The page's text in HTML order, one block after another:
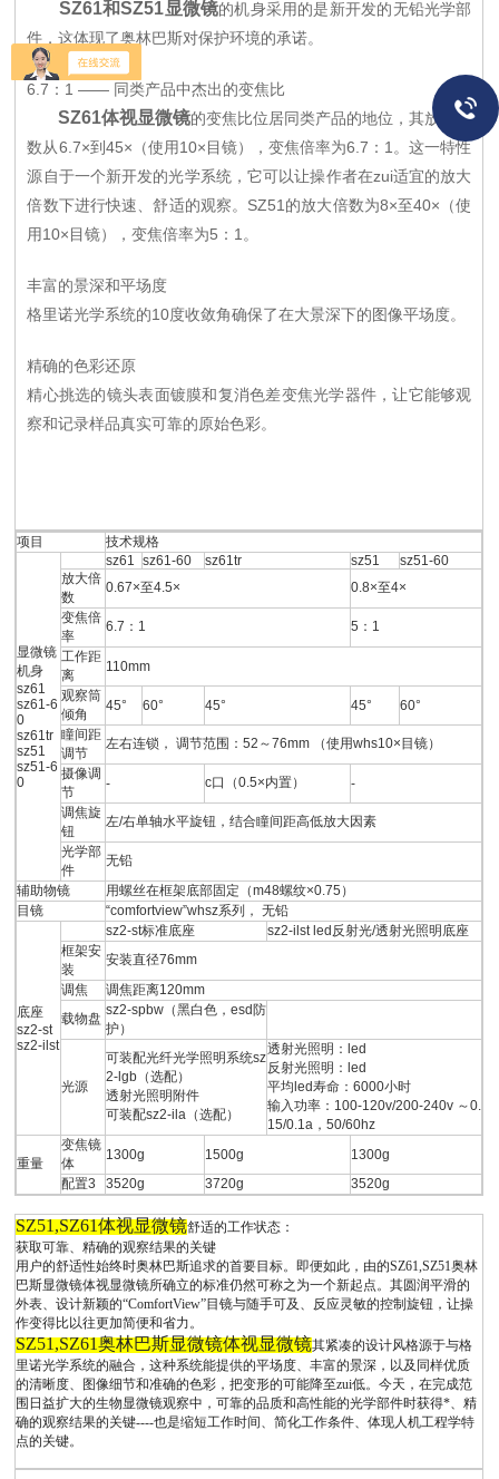
SZ61和SZ51显微镜的机身采用的是新开发的无铅光学部
件，这体现了奥林巴斯对保护环境的承诺。
6.7：1 —— 同类产品中杰出的变焦比
SZ61体视显微镜的变焦比位居同类产品的地位，其放大倍
数从6.7×到45×（使用10×目镜），变焦倍率为6.7：1。这一特性
源自于一个新开发的光学系统，它可以让操作者在zui适宜的放大
倍数下进行快速、舒适的观察。SZ51的放大倍数为8×至40×（使
用10×目镜），变焦倍率为5：1。
丰富的景深和平场度
格里诺光学系统的10度收敛角确保了在大景深下的图像平场度。
精确的色彩还原
精心挑选的镜头表面镀膜和复消色差变焦光学器件，让它能够观
察和记录样品真实可靠的原始色彩。
项目 技术规格
显微镜
机身
sz61
sz61-6
0
sz61tr
sz51
sz51-6
0
sz61 sz61-60 sz61tr sz51
sz51-60
放大倍
数
0.67×至4.5×
0.8×至4×
变焦倍
率
6.7：1
5：1
工作距
离
110mm
观察筒
倾角
45° 60° 45° 45°
60°
瞳间距
调节
左右连锁， 调节范围：52～76mm （使用whs10×目镜）
摄像调
节
- c口（0.5×内置）
-
调焦旋
钮
左/右单轴水平旋钮，结合瞳间距高低放大因素
光学部
件
无铅
辅助物镜
用螺丝在框架底部固定（m48螺纹×0.75）
目镜
“comfortview”whsz系列， 无铅
底座
sz2-st
sz2-ilst
sz2-st标准底座
sz2-ilst led反射光/透射光照明底座
框架安
装
安装直径76mm
调焦
调焦距离120mm
载物盘
sz2-spbw（黑白色，esd防
护）
光源
可装配光纤光学照明系统sz
2-lgb（选配）
透射光照明附件
可装配sz2-ila（选配）
透射光照明：led
反射光照明：led
平均led寿命：6000小时
输入功率：100-120v/200-240v ～0.
15/0.1a，50/60hz
重量
变焦镜
体
1300g 1500g
1300g
配置3
3520g 3720g 3520g
SZ51,SZ61体视显微镜舒适的工作状态：
获取可靠、精确的观察结果的关键
用户的舒适性始终时奥林巴斯追求的首要目标。即便如此，由的SZ61,SZ51奥林
巴斯显微镜体视显微镜所确立的标准仍然可称之为一个新起点。其圆润平滑的
外表、设计新颖的“ComfortView”目镜与随手可及、反应灵敏的控制旋钮，让操
作变得比以往更加简便和省力。
SZ51,SZ61奥林巴斯显微镜体视显微镜其紧凑的设计风格源于与格
里诺光学系统的融合，这种系统能提供的平场度、丰富的景深，以及同样优质
的清晰度、图像细节和准确的色彩，把变形的可能降至zui低。今天，在完成范
围日益扩大的生物显微镜观察中，可靠的品质和高性能的光学部件时获得*、精
确的观察结果的关键----也是缩短工作时间、简化工作条件、体现人机工程学特
点的关键。